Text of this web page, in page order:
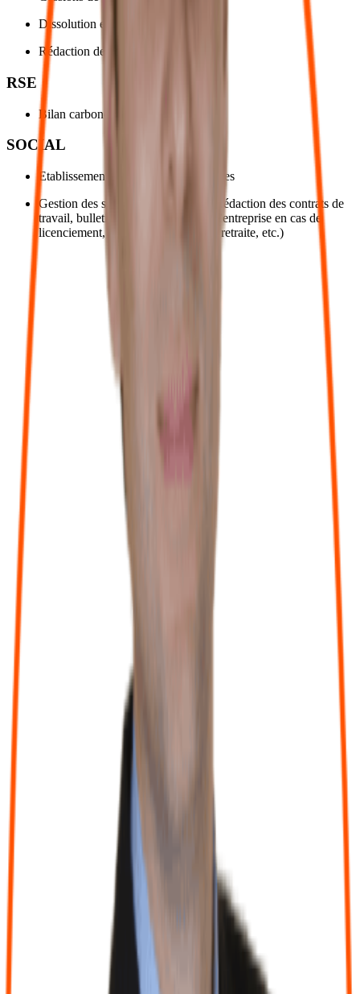
Dissolution et liquidation
Rédaction de conventions – baux
RSE
Bilan carbone
SOCIAL
Etablissement des déclarations sociales
Gestion des salariés (congés payés, rédaction des contrats de
travail, bulletins de paie, sorties de l’entreprise en cas de
licenciement, démission, départ à la retraite, etc.)
Les Avantages du Réseau
d'Entreprise avantageux
de réductions et d'offres négociées sur les loisirs, les
la culture et bien plus encore grâce à notre comité
partenaire, accessible à tous les clients du réseau.
Des applications modernes pour gérer votre activité en toute
autonomie, directement intégrées à votre comptabilité.
Frais kilométriques
Enregistrez vos déplacements et calculez automatiquement vos
indemnités kilométriques.
GED - Gestion documentaire
Centralisez, classez et partagez vos documents en toute sécurité
depuis une seule application.
Application comptable